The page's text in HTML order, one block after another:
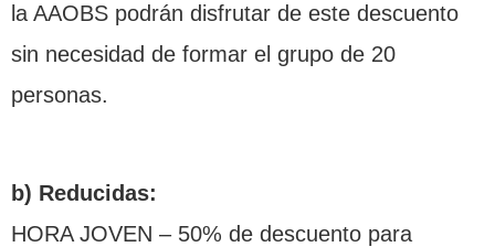
la AAOBS podrán disfrutar de este descuento
sin necesidad de formar el grupo de 20
personas.
b) Reducidas:
HORA JOVEN – 50% de descuento para